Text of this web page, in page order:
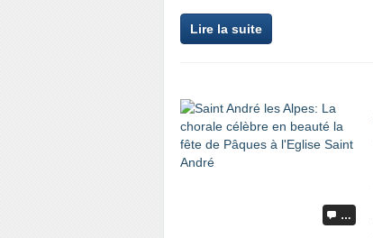
Lire la suite
…